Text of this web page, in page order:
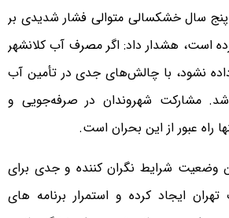
پنج سال خشکسالی متوالی فشار شدیدی بر
است، هشدار داد: اگر مصرف آب کلانشهر
نشود، با چالش‌های جدی در تأمین آب
مشارکت شهروندان در صرفه‌جویی و
راه عبور از این بحران است.
وضعیت شرایط نگران کننده و جدی برای
ایجاد کرده و استمرار برنامه های